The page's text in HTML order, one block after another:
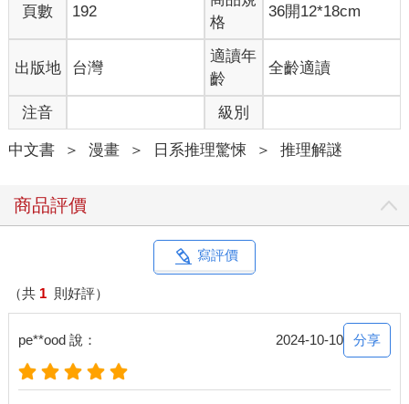
頁數 192
格
36開12*18cm
出版地 台灣
適讀年
齡
全齡適讀
注音 級別
中文書 ＞ 漫畫 ＞ 日系推理驚悚 ＞ 推理解謎
商品評價
寫評價
（共 1 則好評）
pe**ood 說： 2024-10-10 分享